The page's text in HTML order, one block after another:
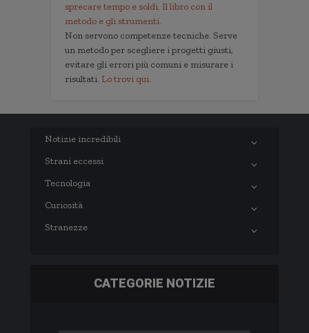
sprecare tempo e soldi. Il libro con il
metodo e gli strumenti.
Non servono competenze tecniche. Serve
un metodo per scegliere i progetti giusti,
evitare gli errori più comuni e misurare i
risultati. Lo trovi qui.
Notizie incredibili
Strani eccessi
Tecnologia
Curiosità
Stranezze
CATEGORIE NOTIZIE